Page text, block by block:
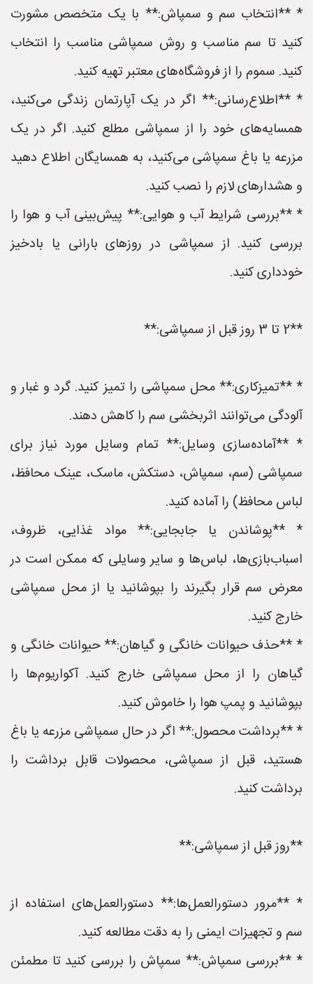
* **انتخاب سم و سمپاش:** با یک متخصص مشورت
کنید تا سم مناسب و روش سمپاشی مناسب را انتخاب
کنید. سموم را از فروشگاه‌های معتبر تهیه کنید.
* **اطلاع‌رسانی:** اگر در یک آپارتمان زندگی می‌کنید،
همسایه‌های خود را از سمپاشی مطلع کنید. اگر در یک
مزرعه یا باغ سمپاشی می‌کنید، به همسایگان اطلاع دهید
و هشدارهای لازم را نصب کنید.
* **بررسی شرایط آب و هوایی:** پیش‌بینی آب و هوا را
بررسی کنید. از سمپاشی در روزهای بارانی یا بادخیز
خودداری کنید.
**2 تا 3 روز قبل از سمپاشی:**
* **تمیزکاری:** محل سمپاشی را تمیز کنید. گرد و غبار و
آلودگی می‌توانند اثربخشی سم را کاهش دهند.
* **آماده‌سازی وسایل:** تمام وسایل مورد نیاز برای
سمپاشی (سم، سمپاش، دستکش، ماسک، عینک محافظ،
لباس محافظ) را آماده کنید.
* **پوشاندن یا جابجایی:** مواد غذایی، ظروف،
اسباب‌بازی‌ها، لباس‌ها و سایر وسایلی که ممکن است در
معرض سم قرار بگیرند را بپوشانید یا از محل سمپاشی
خارج کنید.
* **حذف حیوانات خانگی و گیاهان:** حیوانات خانگی و
گیاهان را از محل سمپاشی خارج کنید. آکواریوم‌ها را
بپوشانید و پمپ هوا را خاموش کنید.
* **برداشت محصول:** اگر در حال سمپاشی مزرعه یا باغ
هستید، قبل از سمپاشی، محصولات قابل برداشت را
برداشت کنید.
**روز قبل از سمپاشی:**
* **مرور دستورالعمل‌ها:** دستورالعمل‌های استفاده از
سم و تجهیزات ایمنی را به دقت مطالعه کنید.
* **بررسی سمپاش:** سمپاش را بررسی کنید تا مطمئن